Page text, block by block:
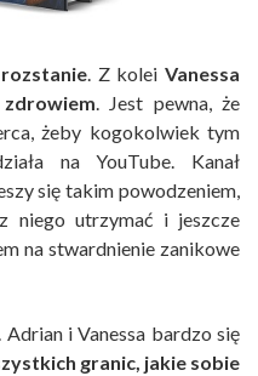
. Z koleiVanessa
. Jest pewna, że
żeby kogokolwiek tym
na YouTube. Kanał
się takim powodzeniem,
niego utrzymać i jeszcze
na stwardnienie zanikowe
i Vanessa bardzo się
granic, jakie sobie